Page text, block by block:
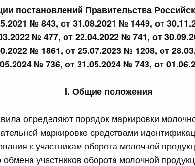
постановлений Правительства
№ 843, от 31.08.2021 № 1449, от
№ 477, от 22.04.2022 № 741, от
№ 1861, от 25.07.2023 № 1208, от
№ 736, от 31.05.2024 № 743, от
I. Общие положения
определяют порядок маркировки
маркировке средствами
к участникам оборота молочной
участников оборота молочной
Федерации от 18.07.2026 г. № 905
и присвоения ученых званий, предусмотренных
Российской Федерации, лицам, указанным в части
правового регулирования отношений в сферах
в Российскую Федерацию Донецкой Народной
Запорожской области, Херсонской области и
новых субъектов - Донецкой Народной
Федерации от 18.07.2026 г. № 907
Российской Федерации от 3 декабря 2004